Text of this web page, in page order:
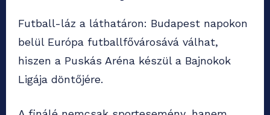
Futball-láz a láthatáron: Budapest napokon
belül Európa futballfővárosává válhat,
hiszen a Puskás Aréna készül a Bajnokok
Ligája döntőjére.